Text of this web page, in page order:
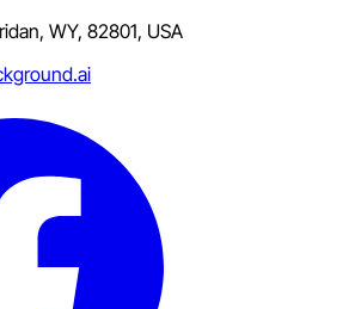
WY, 82801, USA